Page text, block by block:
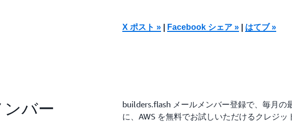
X ポスト » Facebook シェア » はてブ »
バー
builders.flash メールメンバー登録で、毎月の
に、AWS を無料でお試しいただけるクレジ